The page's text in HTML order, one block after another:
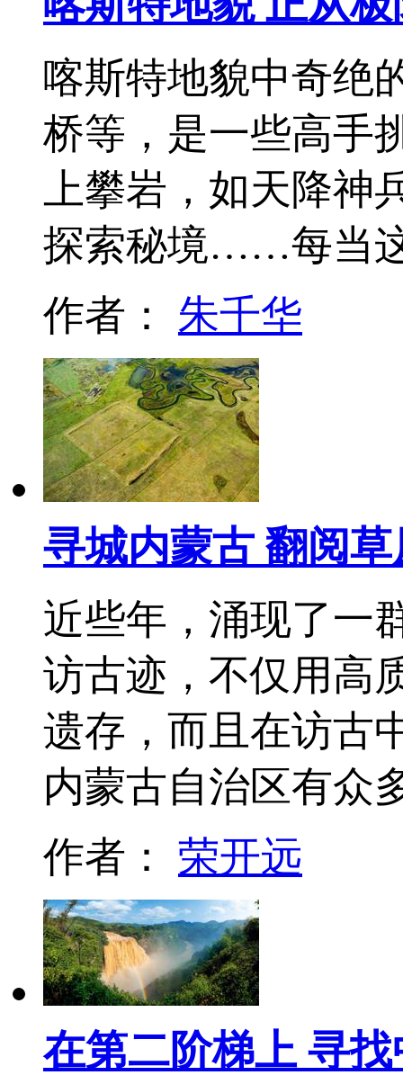
喀斯特地貌中奇绝
桥等，是一些高手
上攀岩，如天降
探索秘境……每当
作者： 朱千华
寻城内蒙古 翻阅
近些年，涌现了一
访古迹，不仅用高
遗存，而且在访古
内蒙古自治区有
作者： 荣开远
在第二阶梯上 寻